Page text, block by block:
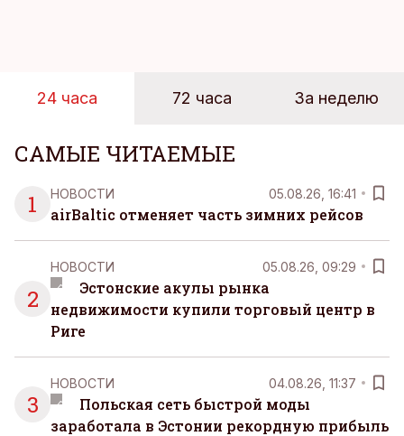
24 часа 72 часа За неделю
САМЫЕ ЧИТАЕМЫЕ
1
НОВОСТИ 05.08.26, 16:41
airBaltic отменяет часть зимних рейсов
2
НОВОСТИ 05.08.26, 09:29
Эстонские акулы рынка
недвижимости купили торговый центр в
Риге
3
НОВОСТИ 04.08.26, 11:37
Польская сеть быстрой моды
заработала в Эстонии рекордную прибыль